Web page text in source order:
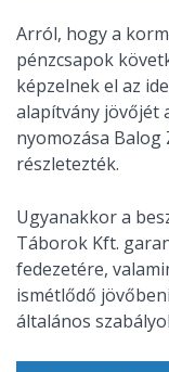
Arról, hogy a
pénzcsapok
képzelnek el az
alapítvány jövőjét
nyomozása
részletezték.
Ugyanakkor a
Táborok Kft.
fedezetére,
ismétlődő
általános